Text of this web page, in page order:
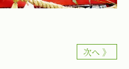
次へ 》